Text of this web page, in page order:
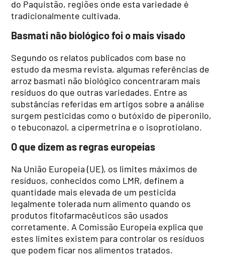
do Paquistão, regiões onde esta variedade é
tradicionalmente cultivada.
Basmati não biológico foi o mais visado
Segundo os relatos publicados com base no
estudo da mesma revista, algumas referências de
arroz basmati não biológico concentraram mais
resíduos do que outras variedades. Entre as
substâncias referidas em artigos sobre a análise
surgem pesticidas como o butóxido de piperonilo,
o tebuconazol, a cipermetrina e o isoprotiolano.
O que dizem as regras europeias
Na União Europeia (UE), os limites máximos de
resíduos, conhecidos como LMR, definem a
quantidade mais elevada de um pesticida
legalmente tolerada num alimento quando os
produtos fitofarmacêuticos são usados
corretamente. A Comissão Europeia explica que
estes limites existem para controlar os resíduos
que podem ficar nos alimentos tratados.